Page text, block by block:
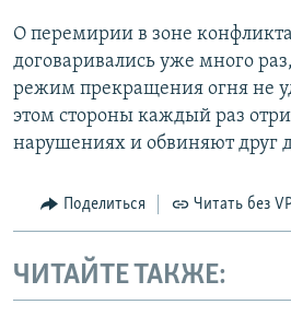
О перемирии в зоне
договаривались уже много
режим прекращения огня не
этом стороны каждый раз
нарушениях и обвиняют друг
Поделиться Читать без
ЧИТАЙТЕ ТАКЖЕ: